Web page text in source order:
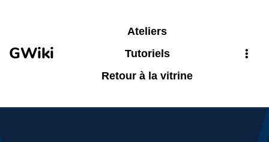
GWiki
Ateliers
Tutoriels
Retour à la vitrine